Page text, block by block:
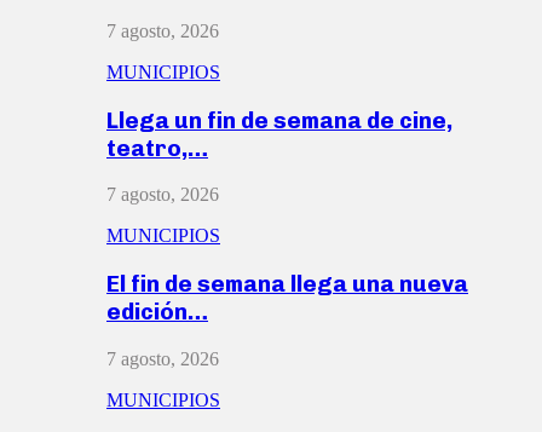
7 agosto, 2026
MUNICIPIOS
Llega un fin de semana de cine,
teatro,…
7 agosto, 2026
MUNICIPIOS
El fin de semana llega una nueva
edición…
7 agosto, 2026
MUNICIPIOS